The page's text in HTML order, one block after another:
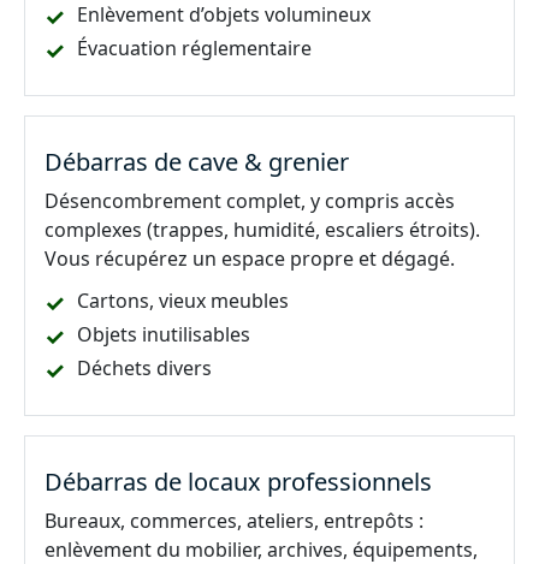
Enlèvement d’objets volumineux
Évacuation réglementaire
Débarras de cave & grenier
Désencombrement complet, y compris accès
complexes (trappes, humidité, escaliers étroits).
Vous récupérez un espace propre et dégagé.
Cartons, vieux meubles
Objets inutilisables
Déchets divers
Débarras de locaux professionnels
Bureaux, commerces, ateliers, entrepôts :
enlèvement du mobilier, archives, équipements,